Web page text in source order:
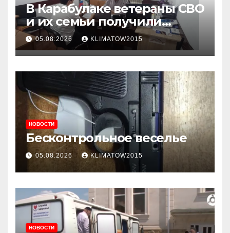
В Карабулаке ветераны СВО
и их семьи получили
консультации в ходе
приема граждан
05.08.2026 KLIMATOW2015
НОВОСТИ
Бесконтрольное веселье
05.08.2026 KLIMATOW2015
НОВОСТИ